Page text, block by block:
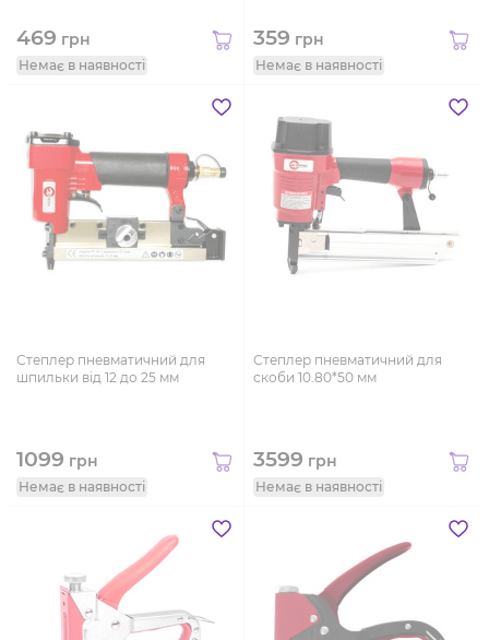
469 грн
Немає в наявності
359 грн
Немає в наявності
Степлер пневматичний для
шпильки від 12 до 25 мм
1099 грн
Немає в наявності
Степлер пневматичний для
скоби 10.80*50 мм
3599 грн
Немає в наявності